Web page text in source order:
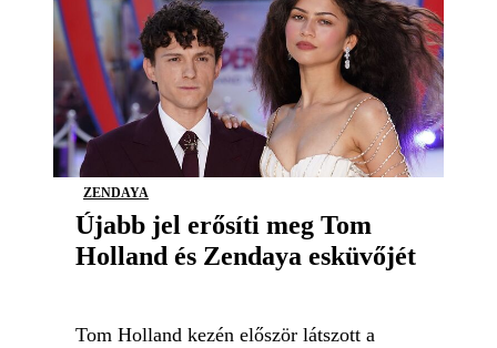
ZENDAYA
Újabb jel erősíti meg Tom
Holland és Zendaya esküvőjét
Tom Holland kezén először látszott a